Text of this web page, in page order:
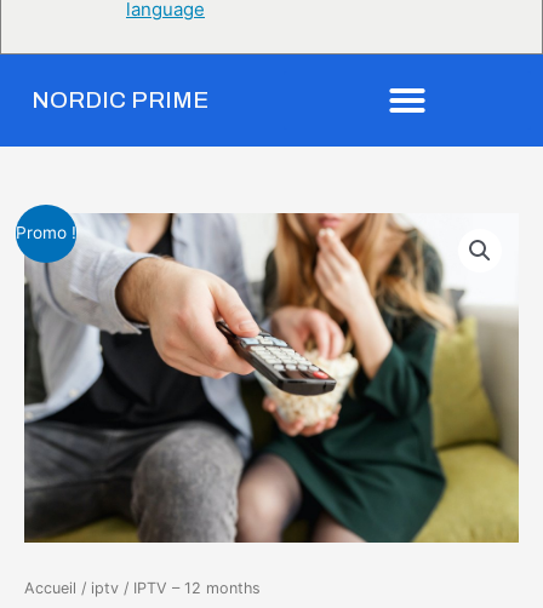
language
NORDIC PRIME
Promo !
Accueil / iptv / IPTV – 12 months
Le
prix
initial
était :
€165.00.
Le
prix
actuel
est :
€130.00.